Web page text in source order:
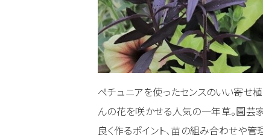
ペチュニアを使ったセンスのいい寄せ
んの花を咲かせる人気の一年草。園芸
良く作るポイント、苗の組み合わせや管